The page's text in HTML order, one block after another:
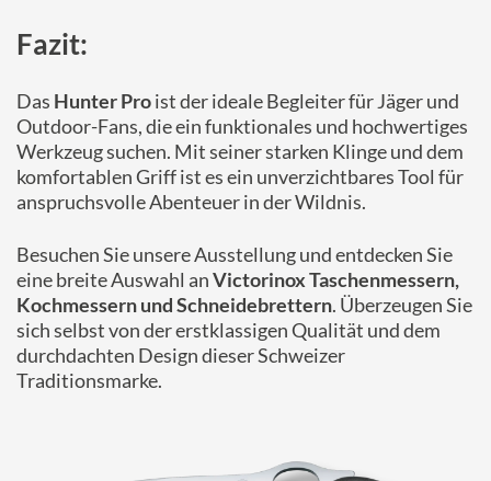
Fazit:
Das Hunter Proist der ideale Begleiter für Jäger und
Outdoor-Fans, die ein funktionales und hochwertiges
Werkzeug suchen. Mit seiner starken Klinge und dem
komfortablen Griff ist es ein unverzichtbares Tool für
anspruchsvolle Abenteuer in der Wildnis.
Besuchen Sie unsere Ausstellung und entdecken Sie
eine breite Auswahl anVictorinox Taschenmessern,
Kochmessern und Schneidebrettern. Überzeugen Sie
sich selbst von der erstklassigen Qualität und dem
durchdachten Design dieser Schweizer
Traditionsmarke.